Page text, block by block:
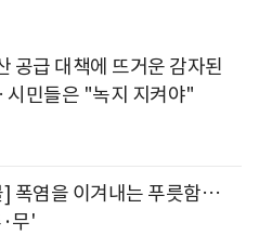
공급 대책에 뜨거운 감자된
민들은 "녹지 지켜야"
] 폭염을 이겨내는 푸릇함…
무'